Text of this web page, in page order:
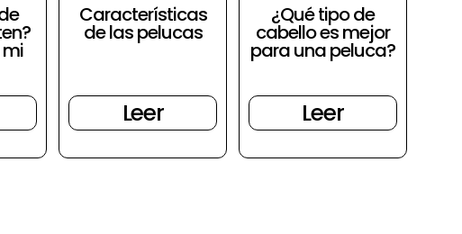
Características
de las pelucas
Leer
¿Qué tipo de
cabello es mejor
para una peluca?
Leer